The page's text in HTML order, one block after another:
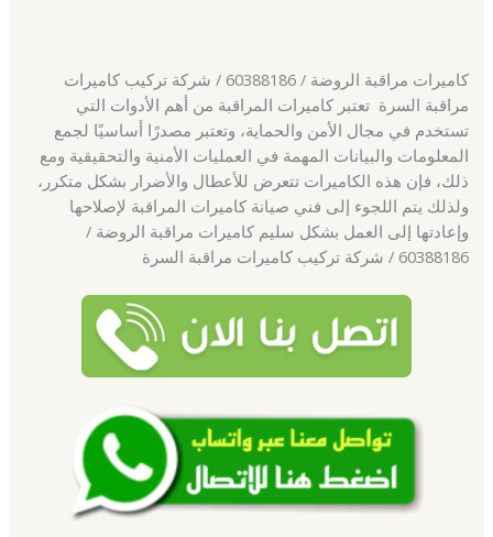
كاميرات مراقبة الروضة / 60388186 / شركة تركيب كاميرات
مراقبة السرة تعتبر كاميرات المراقبة من أهم الأدوات التي
تستخدم في مجال الأمن والحماية، وتعتبر مصدرًا أساسيًا لجمع
المعلومات والبيانات المهمة في العمليات الأمنية والتحقيقية ومع
ذلك، فإن هذه الكاميرات تتعرض للأعطال والأضرار بشكل متكرر،
ولذلك يتم اللجوء إلى فني صيانة كاميرات المراقبة لإصلاحها
وإعادتها إلى العمل بشكل سليم كاميرات مراقبة الروضة /
60388186 / شركة تركيب كاميرات مراقبة السرة